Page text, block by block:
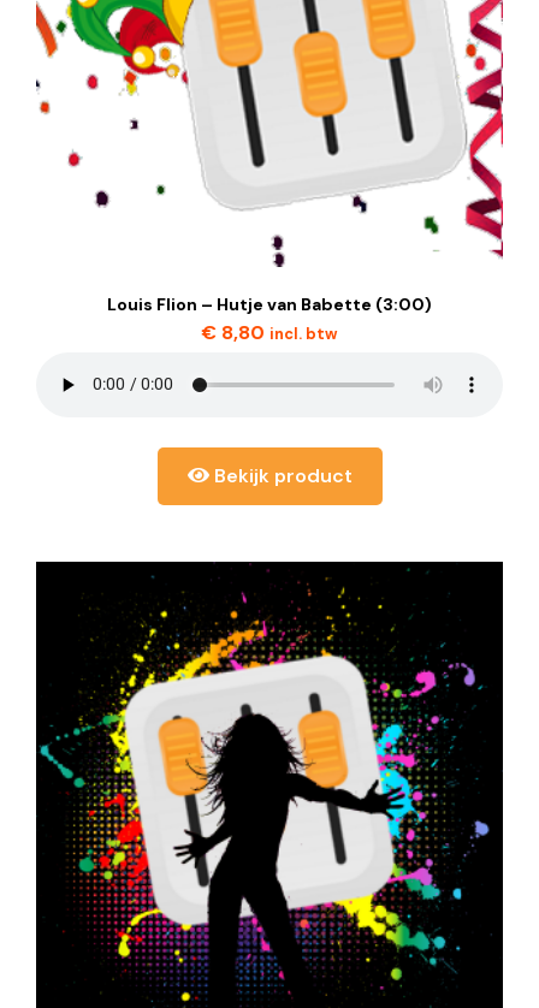
Louis Flion – Hutje van Babette (3:00)
€ 8,80 incl. btw
Bekijk product